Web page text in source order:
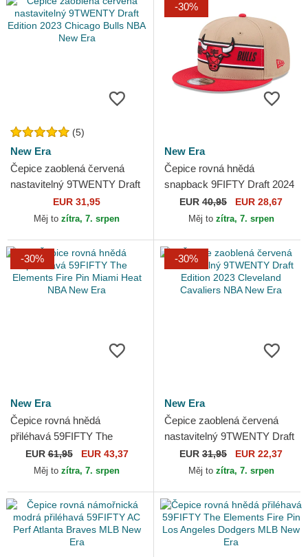
(5)
New Era
Čepice zaoblená červená
nastavitelný 9TWENTY Draft
Edition 2023 Chicago Bulls
NBA New Era
EUR 31,95
Měj to zítra, 7. srpen
-30%
New Era
Čepice rovná hnědá
snapback 9FIFTY Draft 2024
Chicago Bulls NBA New Era
EUR 40,95 EUR 28,67
Měj to zítra, 7. srpen
-30%
New Era
Čepice rovná hnědá
přiléhavá 59FIFTY The
Elements Fire Pin Miami
Heat NBA New Era
EUR61,95 EUR 43,37
Měj to zítra, 7. srpen
-30%
New Era
Čepice zaoblená červená
nastavitelný 9TWENTY Draft
Edition 2023 Cleveland
Cavaliers NBA New Era
EUR 31,95 EUR 22,37
Měj to zítra, 7. srpen